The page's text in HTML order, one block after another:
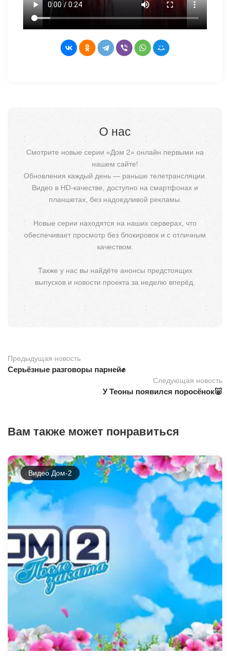
О нас
Смотрите новые серии «Дом 2» онлайн первыми на
нашем сайте!
Обновления каждый день — раньше телетрансляции.
Видео в HD-качестве, доступно на смартфонах и
планшетах, без надоедливой рекламы.
Новые серии находятся на наших серверах, что
обеспечивает просмотр без блокировок и с отличным
качеством.
Также у нас вы найдёте анонсы предстоящих
выпусков и новости проекта за неделю вперёд.
Предыдущая новость
Серьёзные разговоры парней✊️
Следующая новость
У Теоны появился поросёнок🐷
Вам также может понравиться
Видео Дом-2